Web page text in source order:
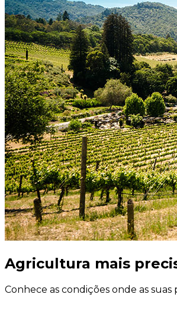
Agricultura mais
Conhece as condições onde as suas